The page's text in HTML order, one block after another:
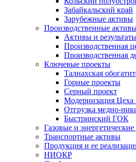
Забайкальский край
Зарубежные активы
Производственные
Активы и
Производственная
Производственная
Ключевые проекты
Талнахская
Горные проекты
Серный проект
Модернизация Цеха
Отгрузка медно-
Быстринский ГОК
Газовые и
Транспортные активы
Продукция и ее
НИОКР